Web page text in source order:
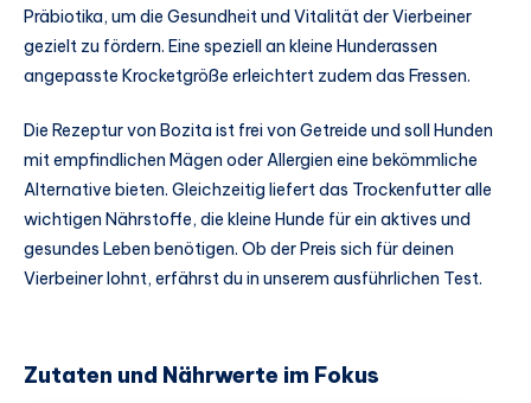
Präbiotika, um die Gesundheit und Vitalität der Vierbeiner
gezielt zu fördern. Eine speziell an kleine Hunderassen
angepasste Krocketgröße erleichtert zudem das Fressen.
Die Rezeptur von Bozita ist frei von Getreide und soll Hunden
mit empfindlichen Mägen oder Allergien eine bekömmliche
Alternative bieten. Gleichzeitig liefert das Trockenfutter alle
wichtigen Nährstoffe, die kleine Hunde für ein aktives und
gesundes Leben benötigen. Ob der Preis sich für deinen
Vierbeiner lohnt, erfährst du in unserem ausführlichen Test.
Zutaten und Nährwerte im Fokus